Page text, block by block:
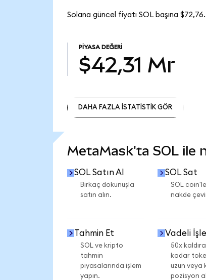
Solana güncel fiyatı SOL başına
PIYASA DEĞERI
$42,31 Mr
DAHA FAZLA İSTATİSTİK GÖR
MetaMask'ta SOL ile
SOL Satın Al
Birkaç dokunuşla
satın alın.
SOL Sat
SOL
nakde
Tahmin Et
SOL ve kripto
tahmin
piyasalarında işlem
yapın.
Vadeli
50x
kadar
uzun veya
pozisyon